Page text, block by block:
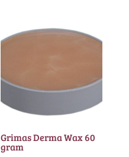
Grimas Derma Wax 60
gram